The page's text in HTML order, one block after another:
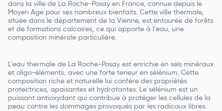
dans la ville de La Roche-Posay en France, connue depuis le
Moyen Age pour ses nombreux bienfaits. Cette ville thermale,
située dans le département de la Vienne, est entourée de forêts
et de formations calcaires, ce qui apporte à l'eau, une
composition minérale particulière.
L'eau thermale de La Roche-Posay est enrichie en sels minéraux
et oligo-éléments, avec une forte teneur en sélénium. Cette
composition riche et naturelle lui confère des propriétés
protectrices, apaisantes et hydratantes. Le sélénium est un
puissant antioxydant qui contribue à protéger les cellules de la
peau contre les dommages provoqués par les radicaux libres.